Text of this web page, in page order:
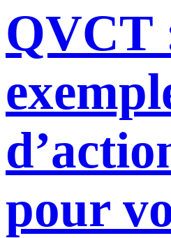
QVCT
pour